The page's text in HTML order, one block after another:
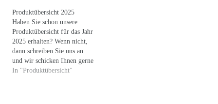
Produktübersicht 2025
Haben Sie schon unsere
Produktübersicht für das Jahr
2025 erhalten? Wenn nicht,
dann schreiben Sie uns an
und wir schicken Ihnen gerne
ein Exemplar zu. Dort finden
In "Produktübersicht"